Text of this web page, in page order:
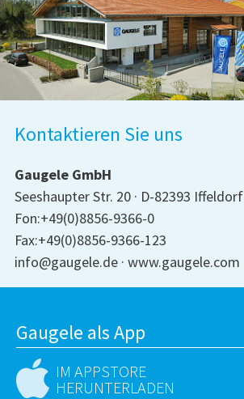
Kontaktieren Sie uns
Gaugele GmbH
Seeshaupter Str. 20
D-82393 Iffeldorf
Fon:+49(0)8856-9366-0
Fax:+49(0)8856-9366-123
info@gaugele.de www.gaugele.com
Gaugele als App
IM APPSTORE
HERUNTERLADEN